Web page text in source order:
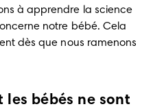
à apprendre la science
notre bébé. Cela
dès que nous ramenons
les bébés ne sont